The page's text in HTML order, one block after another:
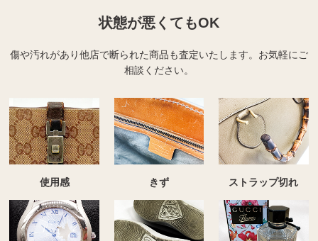
状態が悪くてもOK
傷や汚れがあり他店で断られた商品も査定いたします。 お気軽にご
相談ください。
使用感 きず ストラップ切れ